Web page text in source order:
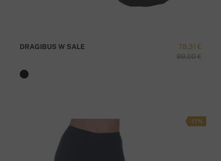
78,31 €
89,00 €
DRAGIBUS W SALE
-17%